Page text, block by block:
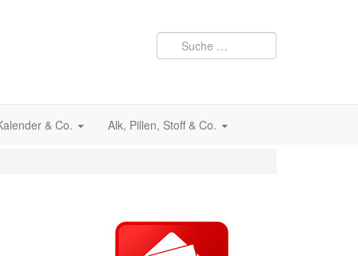
& Co. Alk, Pillen, Stoff & Co.